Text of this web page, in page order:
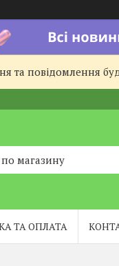
та повідомлення
ТА ОПЛАТА